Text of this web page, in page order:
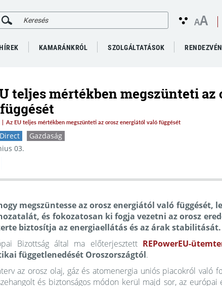
AA
KAMARÁNKRÓL SZOLGÁLTATÁSOK
teljes mértékben megszünteti az
Az EU teljes mértékben megszünteti az orosz energiától való függését
Gazdaság
03.
megszüntesse az orosz energiától való függését,
és fokozatosan ki fogja vezetni az orosz
biztosítja az energiaellátás és az árak stabilitását.
Bizottság által ma előterjesztett REPowerEU-
függetlenedését Oroszországtól.
az orosz olaj, gáz és atomenergia uniós piacokról való
és biztonságos módon kerül majd sor, az európai